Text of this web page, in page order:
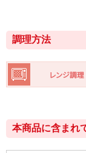
調理方法
本商品に含まれ